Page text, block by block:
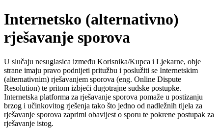
Internetsko (alternativno)
rješavanje sporova
U slučaju nesuglasica između Korisnika/Kupca i Ljekarne, obje
strane imaju pravo podnijeti pritužbu i poslužiti se Internetskim
(alternativnim) rješavanjem sporova (eng. Online Dispute
Resolution) te pritom izbjeći dugotrajne sudske postupke.
Internetska platforma za rješavanje sporova pomaže u postizanju
brzog i učinkovitog rješenja tako što jedno od nadležnih tijela za
rješavanje sporova zaprimi obavijest o sporu te pokrene postupak za
rješavanje istog.